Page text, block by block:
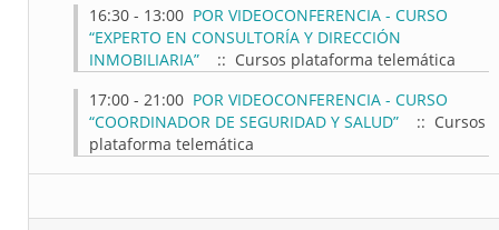
16:30 - 13:00 POR VIDEOCONFERENCIA - CURSO
“EXPERTO EN CONSULTORÍA Y DIRECCIÓN
INMOBILIARIA”
:: Cursos plataforma telemática
17:00 - 21:00 POR VIDEOCONFERENCIA - CURSO
“COORDINADOR DE SEGURIDAD Y SALUD”
:: Cursos
plataforma telemática